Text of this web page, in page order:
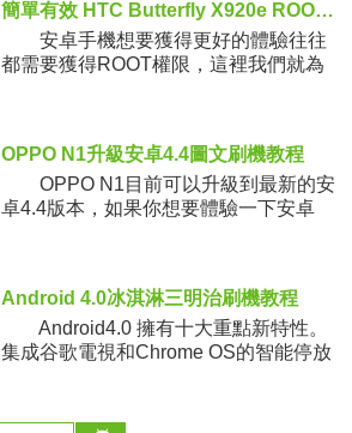
簡單有效 HTC Butterfly X920e ROOT權限教程
安卓手機想要獲得更好的體驗往往
都需要獲得ROOT權限，這裡我們就為
OPPO N1升級安卓4.4圖文刷機教程
OPPO N1目前可以升級到最新的安
卓4.4版本，如果你想要體驗一下安卓
Android 4.0冰淇淋三明治刷機教程
Android4.0 擁有十大重點新特性。
集成谷歌電視和Chrome OS的智能停放